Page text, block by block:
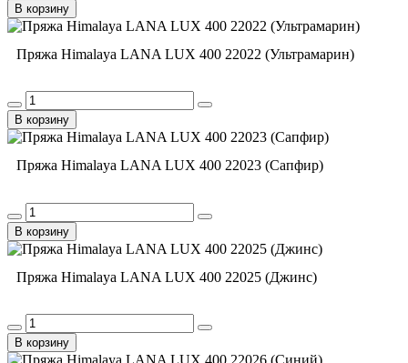
В корзину
Пряжа Himalaya LANA LUX 400 22022 (Ультрамарин)
В корзину
Пряжа Himalaya LANA LUX 400 22023 (Сапфир)
В корзину
Пряжа Himalaya LANA LUX 400 22025 (Джинс)
В корзину